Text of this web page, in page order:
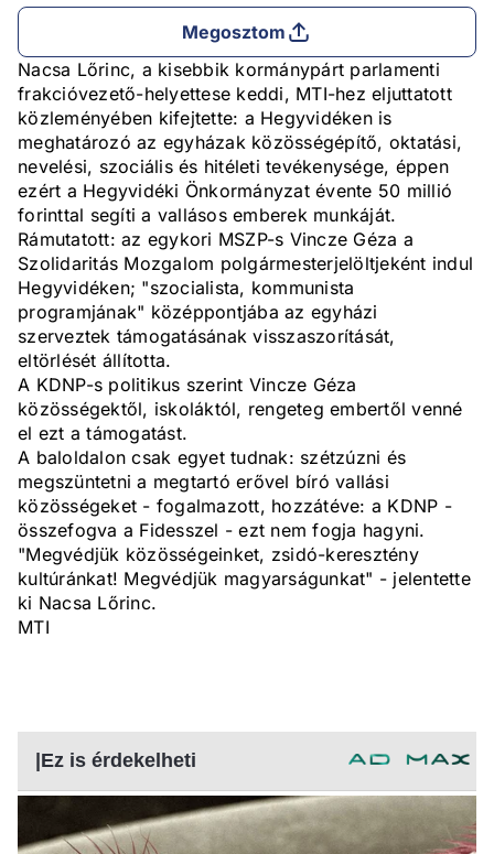
Megosztom
Nacsa Lőrinc, a kisebbik kormánypárt parlamenti
frakcióvezető-helyettese keddi, MTI-hez eljuttatott
közleményében kifejtette: a Hegyvidéken is
meghatározó az egyházak közösségépítő, oktatási,
nevelési, szociális és hitéleti tevékenysége, éppen
ezért a Hegyvidéki Önkormányzat évente 50 millió
forinttal segíti a vallásos emberek munkáját.
Rámutatott: az egykori MSZP-s Vincze Géza a
Szolidaritás Mozgalom polgármesterjelöltjeként indul
Hegyvidéken; "szocialista, kommunista
programjának" középpontjába az egyházi
szerveztek támogatásának visszaszorítását,
eltörlését állította.
A KDNP-s politikus szerint Vincze Géza
közösségektől, iskoláktól, rengeteg embertől venné
el ezt a támogatást.
A baloldalon csak egyet tudnak: szétzúzni és
megszüntetni a megtartó erővel bíró vallási
közösségeket - fogalmazott, hozzátéve: a KDNP -
összefogva a Fidesszel - ezt nem fogja hagyni.
"Megvédjük közösségeinket, zsidó-keresztény
kultúránkat! Megvédjük magyarságunkat" - jelentette
ki Nacsa Lőrinc.
MTI